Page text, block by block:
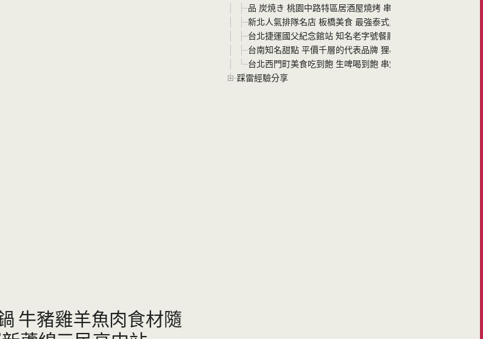
牛豬雞羊魚肉食材隨
品 炭焼き 桃園中路特區居酒屋燒烤 串燒平價美味 假日還有現
新北人氣排隊名店 板橋美食 最強泰式火鍋 追樂秘式泰鍋物
台北捷運國父紀念館站 知名老字號餐廳 星辰牛排 來吃米其
台南知名甜點 平價千層的代表品牌 狸小路冰冰千層蛋糕 今
台北西門町美食吃到飽 生啤喝到飽 串燒殿西門 空間寬敞 菜色
踩雷經驗分享